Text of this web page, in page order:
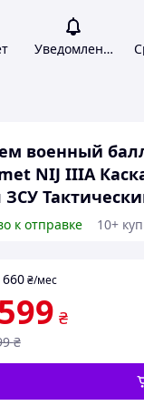
Уведомления
военный
NIJ IIIA
ЗСУ
к отправке
10+
660 ₴/мес
₴
₴